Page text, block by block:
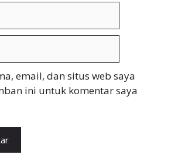
email, dan situs web saya
ini untuk komentar saya